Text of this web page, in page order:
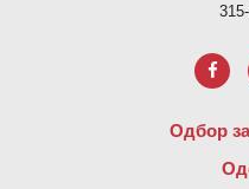
Одбор